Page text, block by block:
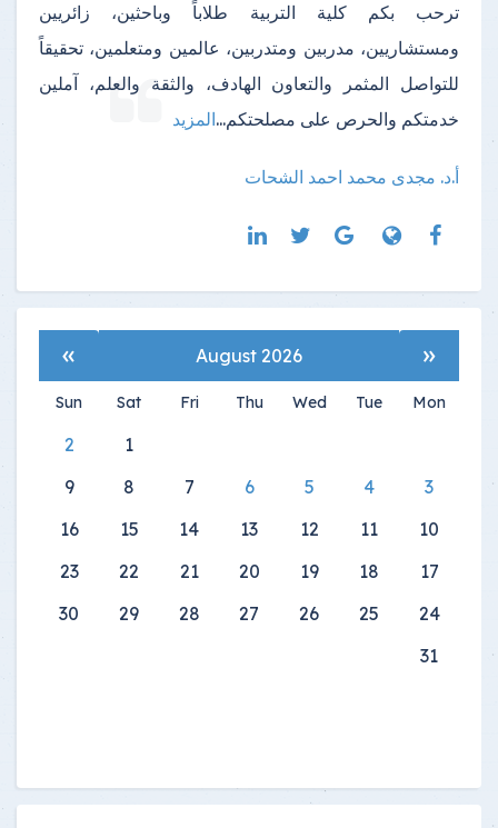
ترحب بكم كلية التربية طلاباً وباحثين، زائريين
ومستشاريين، مدربين ومتدربين، عالمين ومتعلمين، تحقيقاً
للتواصل المثمر والتعاون الهادف، والثقة والعلم، آملين
خدمتكم والحرص على مصلحتكم...المزيد
أ.د. مجدى محمد احمد الشحات
«
August 2026
»
Mon
Tue
Wed
Thu
Fri
Sat
Sun
1
2
3
4
5
6
7
8
9
10
11
12
13
14
15
16
17
18
19
20
21
22
23
24
25
26
27
28
29
30
31